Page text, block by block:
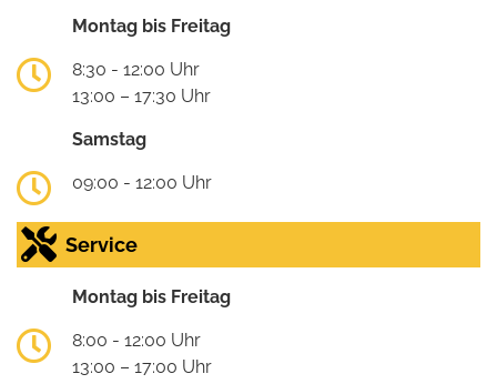
Montag bis Freitag
8:30 - 12:00 Uhr
13:00 – 17:30 Uhr
Samstag
09:00 - 12:00 Uhr
Service
Montag bis Freitag
8:00 - 12:00 Uhr
13:00 – 17:00 Uhr